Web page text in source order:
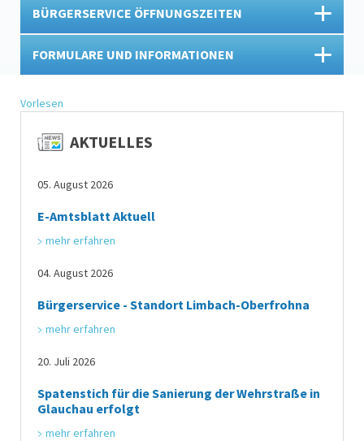
BÜRGERSERVICE ÖFFNUNGSZEITEN
FORMULARE UND INFORMATIONEN
Vorlesen
AKTUELLES
05. August 2026
E-Amtsblatt Aktuell
mehr erfahren
04. August 2026
Bürgerservice - Standort Limbach-Oberfrohna
mehr erfahren
20. Juli 2026
Spatenstich für die Sanierung der Wehrstraße in
Glauchau erfolgt
mehr erfahren